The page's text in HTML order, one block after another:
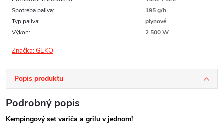
Spotreba paliva:
195 g/h
Typ paliva:
plynové
Výkon: 2 500 W
Značka:GEKO
Popis produktu
Podrobný popis
Kempingový set variča a grilu v jednom!